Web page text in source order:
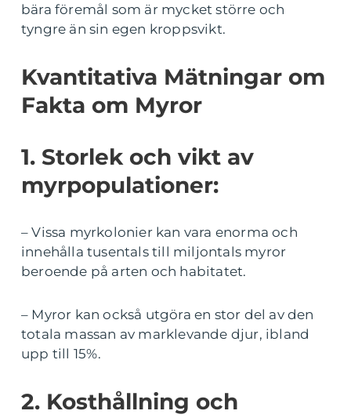
bära föremål som är mycket större och
tyngre än sin egen kroppsvikt.
Kvantitativa Mätningar om
Fakta om Myror
1. Storlek och vikt av
myrpopulationer:
– Vissa myrkolonier kan vara enorma och
innehålla tusentals till miljontals myror
beroende på arten och habitatet.
– Myror kan också utgöra en stor del av den
totala massan av marklevande djur, ibland
upp till 15%.
2. Kosthållning och